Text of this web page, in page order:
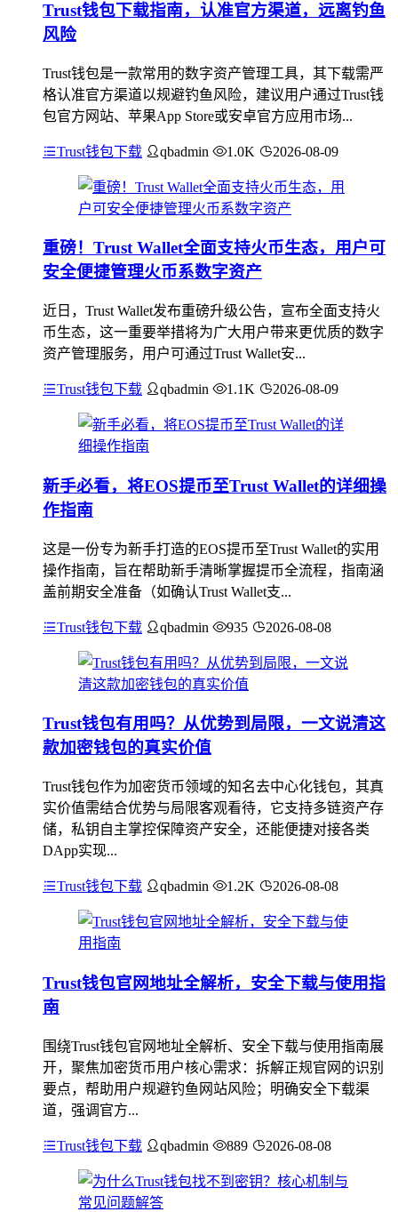
Trust钱包下载指南，认准官方渠道，远离钓鱼
风险
Trust钱包是一款常用的数字资产管理工具，其下载需严
格认准官方渠道以规避钓鱼风险，建议用户通过Trust钱
包官方网站、苹果App Store或安卓官方应用市场...
Trust钱包下载 qbadmin 1.0K 2026-08-09
重磅！Trust Wallet全面支持火币生态，用户可
安全便捷管理火币系数字资产
近日，Trust Wallet发布重磅升级公告，宣布全面支持火
币生态，这一重要举措将为广大用户带来更优质的数字
资产管理服务，用户可通过Trust Wallet安...
Trust钱包下载 qbadmin 1.1K 2026-08-09
新手必看，将EOS提币至Trust Wallet的详细操
作指南
这是一份专为新手打造的EOS提币至Trust Wallet的实用
操作指南，旨在帮助新手清晰掌握提币全流程，指南涵
盖前期安全准备（如确认Trust Wallet支...
Trust钱包下载 qbadmin 935 2026-08-08
Trust钱包有用吗？从优势到局限，一文说清这
款加密钱包的真实价值
Trust钱包作为加密货币领域的知名去中心化钱包，其真
实价值需结合优势与局限客观看待，它支持多链资产存
储，私钥自主掌控保障资产安全，还能便捷对接各类
DApp实现...
Trust钱包下载 qbadmin 1.2K 2026-08-08
Trust钱包官网地址全解析，安全下载与使用指
南
围绕Trust钱包官网地址全解析、安全下载与使用指南展
开，聚焦加密货币用户核心需求：拆解正规官网的识别
要点，帮助用户规避钓鱼网站风险；明确安全下载渠
道，强调官方...
Trust钱包下载 qbadmin 889 2026-08-08